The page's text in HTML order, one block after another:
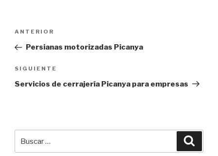
entradas
Entrada
anterior:
ANTERIOR
Persianas motorizadas Picanya
Siguiente
entrada
SIGUIENTE
Servicios de cerrajería Picanya para empresas
por: